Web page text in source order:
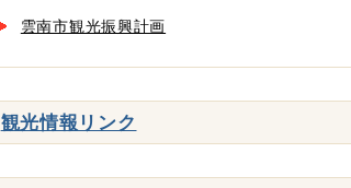
雲南市観光振興計画
観光情報リンク